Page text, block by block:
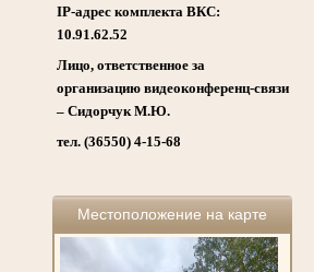
IP-адрес комплекта ВКС:
10.91.62.52
Лицо, ответственное за
организацию видеоконференц-связи
– Сидорчук М.Ю.
тел. (36550) 4-15-68
Местоположение на карте